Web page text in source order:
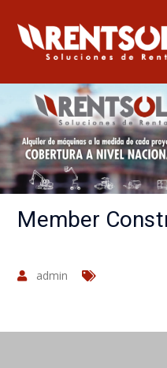
Member
admin